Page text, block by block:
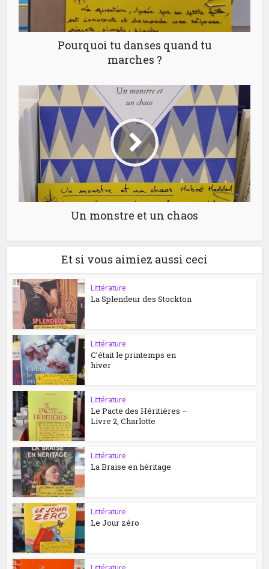
Pourquoi tu danses quand tu
marches ?
Un monstre et un chaos
Et si vous aimiez aussi ceci
Littérature
La Splendeur des Stockton
Littérature
C’était le printemps en
hiver
Littérature
Le Pacte des Héritières –
Livre 2, Charlotte
Littérature
La Braise en héritage
Littérature
Le Jour zéro